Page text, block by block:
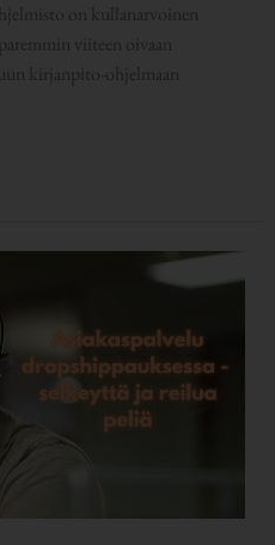
on kullanarvoinen
viiteen oivaan
kirjanpito-ohjelmaan